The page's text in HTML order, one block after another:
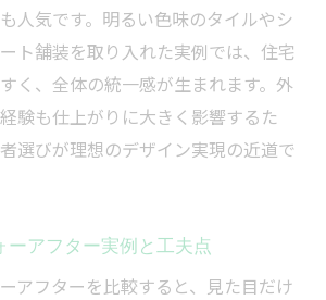
人気です。明るい色味のタイルやシ
ト舗装を取り入れた実例では、住宅
く、全体の統一感が生まれます。外
験も仕上がりに大きく影響するた
選びが理想のデザイン実現の近道で
ーアフター実例と工夫点
アフターを比較すると、見た目だけ